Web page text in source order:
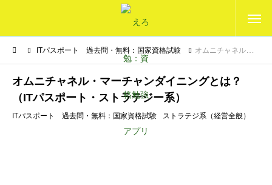
ITパスポート 過去問・無料：国家資格試験 オムニチャネル・マーチャンダイニングとは？（ITパスポート・ストラテジー系）
オムニチャネル・マーチャンダイニングとは？
（ITパスポート・ストラテジー系）
ITパスポート 過去問・無料：国家資格試験 ストラテジ系（経営全般）